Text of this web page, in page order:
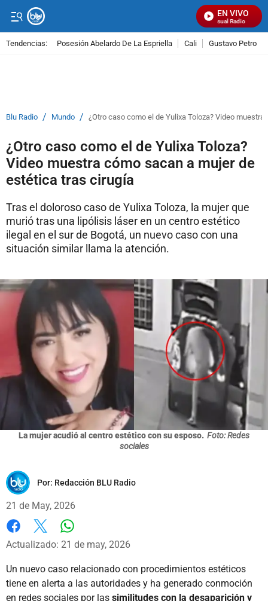
EN VIVO
Señal Visual Radio
Tendencias: Posesión Abelardo De La Espriella Cali Gustavo Petro
Blu Radio / Mundo / ¿Otro caso como el de Yulixa Toloza? Video
¿Otro caso como el de Yulixa Toloza?
Video muestra cómo sacan a mujer de
estética tras cirugía
Tras el doloroso caso de Yulixa Toloza, la mujer que
murió tras una lipólisis láser en un centro estético
ilegal en el sur de Bogotá, un nuevo caso con una
situación similar llama la atención.
La mujer acudió al centro estético con su esposo. Foto: Redes
sociales
Por: Redacción BLU Radio
21 de May, 2026
Facebook
X
Actualizado: 21 de may, 2026
Un nuevo caso relacionado con procedimientos estéticos
tiene en alerta a las autoridades y ha generado conmoción
en redes sociales por las similitudes con la desaparición y